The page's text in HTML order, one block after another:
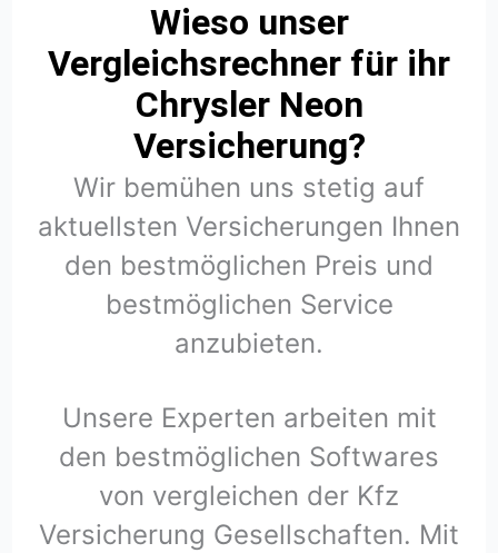
Wieso unser
Vergleichsrechner für ihr
Chrysler Neon
Versicherung?
Wir bemühen uns stetig auf
aktuellsten Versicherungen Ihnen
den bestmöglichen Preis und
bestmöglichen Service
anzubieten.
Unsere Experten arbeiten mit
den bestmöglichen Softwares
von vergleichen der Kfz
Versicherung Gesellschaften. Mit